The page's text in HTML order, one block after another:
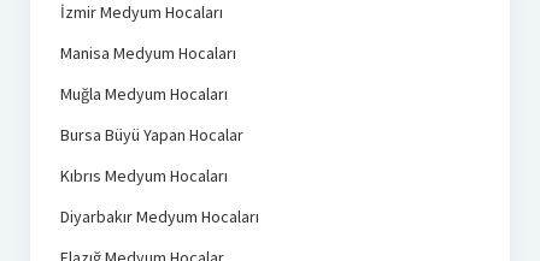
İzmir Medyum Hocaları
Manisa Medyum Hocaları
Muğla Medyum Hocaları
Bursa Büyü Yapan Hocalar
Kıbrıs Medyum Hocaları
Diyarbakır Medyum Hocaları